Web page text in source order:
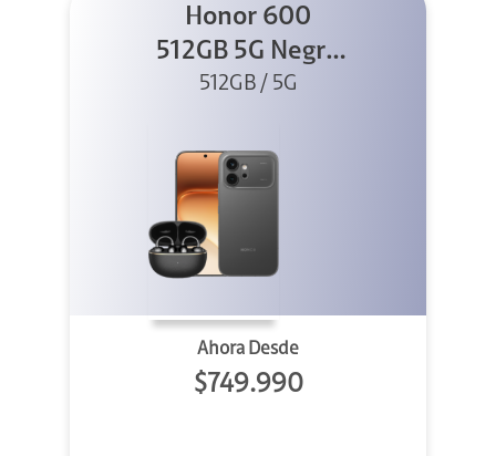
Honor 600
512GB 5G Negro
+ Clip 2
512GB / 5G
Ahora Desde
$749.990